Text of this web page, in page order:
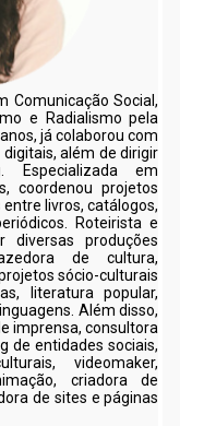
Comunicação Social,
e Radialismo pela
já colaborou com
além de dirigir
Especializada em
coordenou projetos
livros, catálogos,
Roteirista e
diversas produções
de cultura,
sócio-culturais
literatura popular,
Além disso,
imprensa, consultora
de entidades sociais,
videomaker,
criadora de
de sites e páginas